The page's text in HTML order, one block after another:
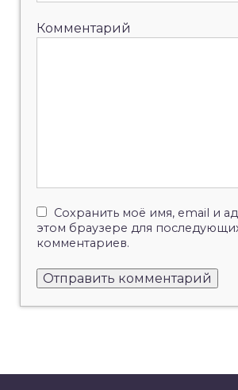
Комментарий
Сохранить моё имя, email и
этом браузере для
комментариев.